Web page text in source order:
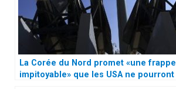
La Corée du Nord promet «une frappe
impitoyable» que les USA ne